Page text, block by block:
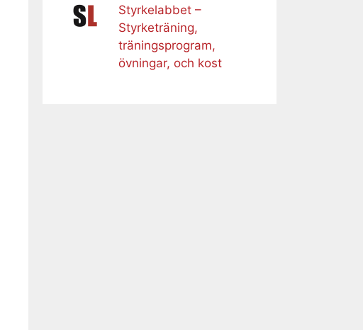
Styrkelabbet –
Styrketräning,
träningsprogram,
övningar, och kost